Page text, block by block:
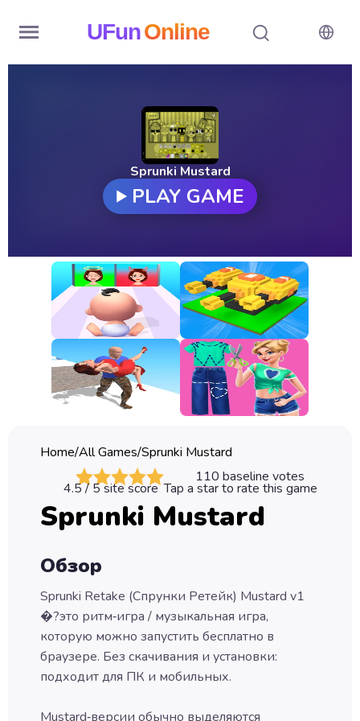
UFunOnline
New
Games
All
Games
Classic
Sprunki
Games
Car
Games
Games
Puzzle
Games
Sprunki Mustard
PLAY GAME
Home/All Games/Sprunki Mustard
110 baseline votes
4.5/ 5 site score Tap a star to rate this game
Sprunki Mustard
Обзор
Sprunki Retake (Спрунки Ретейк) Mustard v1
�?это ритм‑игра / музыкальная игра,
которую можно запустить бесплатно в
браузере. Без скачивания и установки:
подходит для ПК и мобильных.
Mustard‑версии обычно выделяются